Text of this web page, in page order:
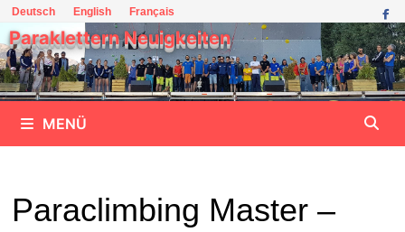
Zum
Inhalt
springen
Deutsch English Français
Paraklettern Neuigkeiten
MENÜ
Paraclimbing Master –